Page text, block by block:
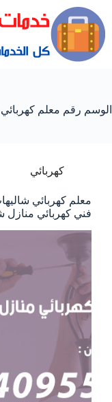
الوسم رقم معلم
كهربائي
فني كهربائي منازل